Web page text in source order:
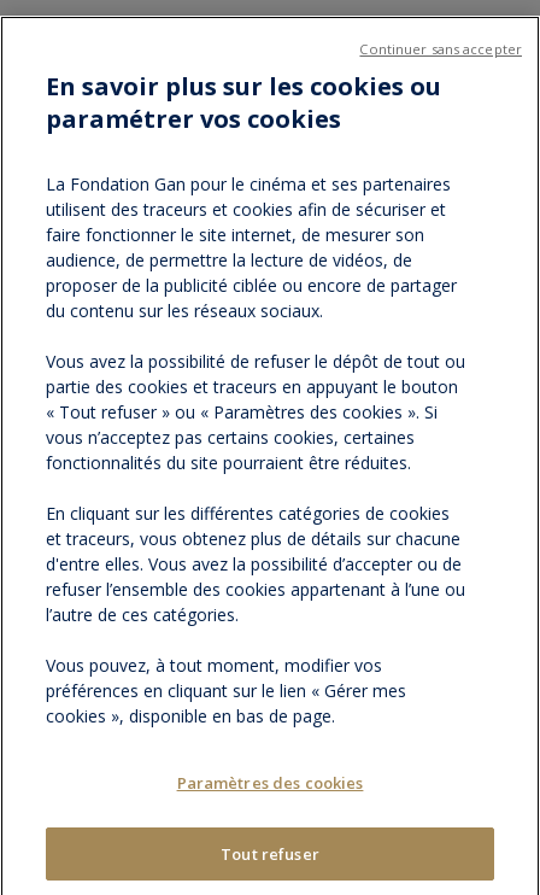
facebook
twitterVersion
imprimable
NOS NEWSLETTERS
NOS PARTENAIRES
ESPACE PRESSE
NOS ACTUALITÉS
CONTACTEZ-NOUS
GÉRER MES COOKIES
En savoir plus sur les cookies ou
paramétrer vos cookies
La Fondation Gan pour le cinéma et ses partenaires
utilisent des traceurs et cookies afin de sécuriser et
faire fonctionner le site internet, de mesurer son
audience, de permettre la lecture de vidéos, de
proposer de la publicité ciblée ou encore de partager
du contenu sur les réseaux sociaux.
Vous avez la possibilité de refuser le dépôt de tout ou
partie des cookies et traceurs en appuyant le bouton
« Tout refuser » ou « Paramètres des cookies ». Si
vous n’acceptez pas certains cookies, certaines
fonctionnalités du site pourraient être réduites.
En cliquant sur les différentes catégories de cookies
et traceurs, vous obtenez plus de détails sur chacune
d'entre elles. Vous avez la possibilité d’accepter ou de
refuser l’ensemble des cookies appartenant à l’une ou
l’autre de ces catégories.
Vous pouvez, à tout moment, modifier vos
préférences en cliquant sur le lien « Gérer mes
cookies », disponible en bas de page.
Paramètres des cookies
Tout refuser
Continuer sans accepter